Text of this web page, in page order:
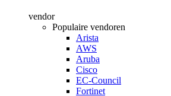
vendor
Populaire vendoren
Arista
AWS
Aruba
Cisco
EC-Council
Fortinet